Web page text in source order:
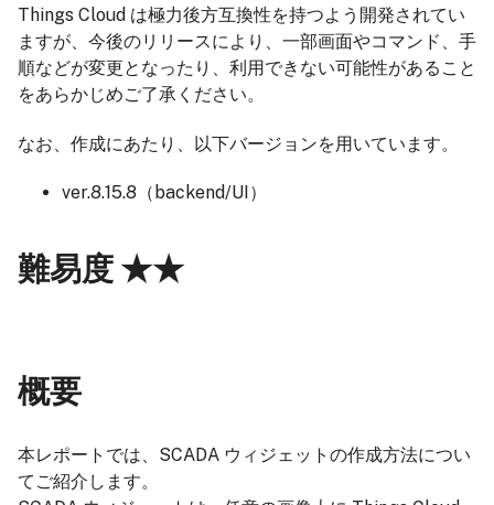
Things Cloud は極力後方互換性を持つよう開発されてい
ますが、今後のリリースにより、一部画面やコマンド、手
順などが変更となったり、利用できない可能性があること
をあらかじめご了承ください。
なお、作成にあたり、以下バージョンを用いています。
ver.8.15.8（backend/UI）
難易度 ★★
概要
本レポートでは、SCADA ウィジェットの作成方法につい
てご紹介します。